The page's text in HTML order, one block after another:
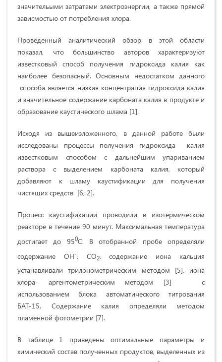
значительыми затратами электроэнергии, а также прямой
зависмостью от потребления хлора.
Проведенный аналитический обзор в этой области
показал, что большинство авторов характеризуют
известковый способ получения гидроксида калия как
наиболее безопасный. Основным недостатком данного
способа является низкая концентрация гидроксида калия
и значительное содержание карбоната калия в продукте и
образование каустического шлама [1].
Исходя из вышеизложенного, в данной работе были
исследованы процессы получения гидроксида калия
известковым способом с дальнейшим упариванием
раствора с выделением карбоната калия, который
добавляют к шламу каустификации для получения
чистящих средств [6; 2].
Процесс каустификации проводили в изотермическом
реакторе в течение 90 минут. Максимальная температура
достигает до 950С. В отобранной пробе определяли
содержание ОН-, СО2, содержание иона кальция
устанавливали трилонометрическим методом [5], иона
хлора- аргентометрическим методом [3] с
использованием блока автоматического титрования
БАТ-15. Содержание калия определяли методом
пламенной фотометрии [7].
В таблице 1 приведены оптимальные параметры и
химический состав полученных продуктов, выделенных из